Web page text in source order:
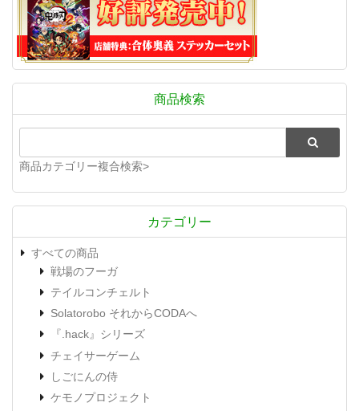
商品検索
商品カテゴリー複合検索>
カテゴリー
すべての商品
戦場のフーガ
テイルコンチェルト
Solatorobo それからCODAへ
『.hack』シリーズ
チェイサーゲーム
しごにんの侍
ケモノプロジェクト